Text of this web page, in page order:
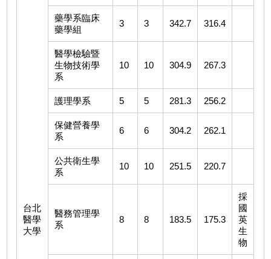
台北
醫學
大學
藥學系臨床
藥學組
3 3 342.7 316.4
醫學檢驗暨
生物技術學
系
10 10 304.9 267.3
護理學系 5 5 281.3 256.2
保健營養學
系
6 6 304.2 262.1
公共衛生學
系
10 10 251.5 220.7
醫務管理學
系
8 8 183.5 175.3
採
國
英
生
物